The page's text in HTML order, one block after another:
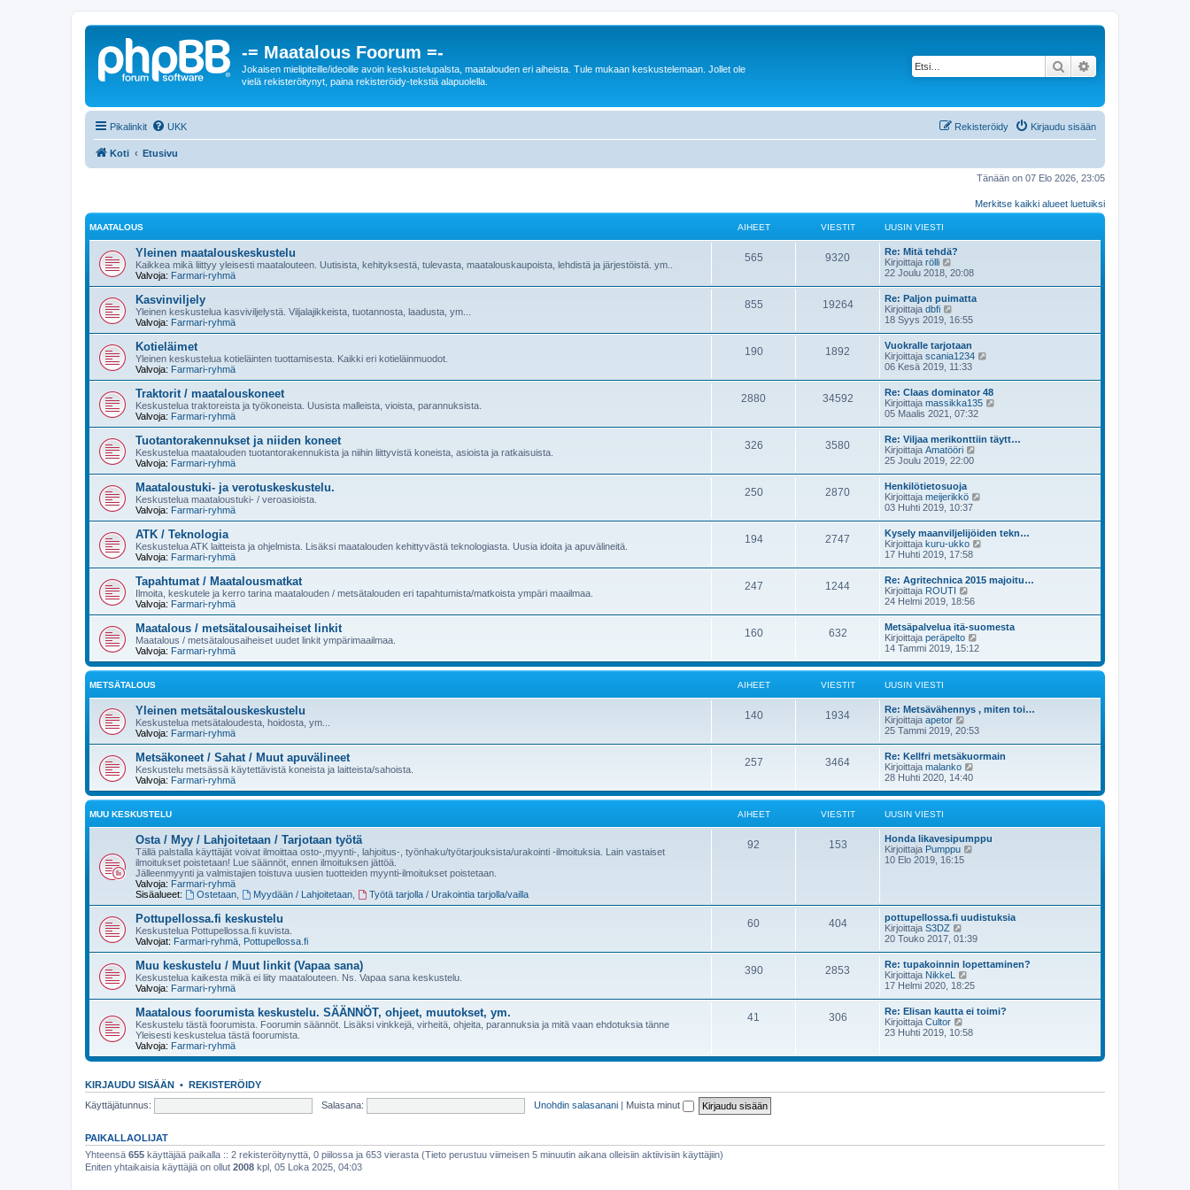
-= Maatalous Foorum =-
Jokaisen mielipiteille/ideoille avoin keskustelupalsta, maatalouden eri aiheista. Tule mukaan keskustelemaan. Jollet ole
vielä rekisteröitynyt, paina rekisteröidy-tekstiä alapuolella.
Etsi
Pikalinkit UKK Kirjaudu sisään
Rekisteröidy
Koti Etusivu
Tänään on 07 Elo 2026, 23:05
Merkitse kaikki alueet luetuiksi
MAATALOUS AIHEET VIESTIT UUSIN VIESTI
Yleinen maatalouskeskustelu
Kaikkea mikä liittyy yleisesti maatalouteen. Uutisista, kehityksestä, tulevasta, maatalouskaupoista, lehdistä ja järjestöistä. ym..
Valvoja: Farmari-ryhmä
565 9320
Re: Mitä tehdä?
Kirjoittaja rölli
ä
ä
u
u
s
i
n
v
i
e
s
t
22 Joulu 2018, 20:08
Kasvinviljely
Yleinen keskustelua kasviviljelystä. Viljalajikkeista, tuotannosta, laadusta, ym...
Valvoja: Farmari-ryhmä
855 19264
Re: Paljon puimatta
Kirjoittaja dbfi
ä
ä
u
u
s
i
n
v
i
e
s
t
i
18 Syys 2019, 16:55
Kotieläimet
Yleinen keskustelua kotieläinten tuottamisesta. Kaikki eri kotieläinmuodot.
Valvoja: Farmari-ryhmä
190 1892
Vuokralle tarjotaan
Kirjoittaja scania1234
t
ä
u
s
i
06 Kesä 2019, 11:33
Traktorit / maatalouskoneet
Keskustelua traktoreista ja työkoneista. Uusista malleista, vioista, parannuksista.
Valvoja: Farmari-ryhmä
2880 34592
Re: Claas dominator 48
Kirjoittaja massikka135
t
ä
s
i
e
s
05 Maalis 2021, 07:32
Tuotantorakennukset ja niiden koneet
Keskustelua maatalouden tuotantorakennukista ja niihin liittyvistä koneista, asioista ja ratkaisuista.
Valvoja: Farmari-ryhmä
326 3580
Re: Viljaa merikonttiin täytt…
Kirjoittaja Amatööri
ä
u
s
i
n
i
e
s
25 Joulu 2019, 22:00
Maataloustuki- ja verotuskeskustelu.
Keskustelua maataloustuki- / veroasioista.
Valvoja: Farmari-ryhmä
250 2870
Henkilötietosuoja
Kirjoittaja meijerikkö
t
ä
s
i
i
e
s
03 Huhti 2019, 10:37
ATK / Teknologia
Keskustelua ATK laitteista ja ohjelmista. Lisäksi maatalouden kehittyvästä teknologiasta. Uusia idoita ja apuvälineitä.
Valvoja: Farmari-ryhmä
194 2747
Kysely maanviljelijöiden tekn…
Kirjoittaja kuru-ukko
t
ä
s
i
i
e
i
17 Huhti 2019, 17:58
Tapahtumat / Maatalousmatkat
Ilmoita, keskutele ja kerro tarina maatalouden / metsätalouden eri tapahtumista/matkoista ympäri maailmaa.
Valvoja: Farmari-ryhmä
247 1244
Re: Agritechnica 2015 majoitu…
Kirjoittaja ROUTI
ä
ä
u
u
s
i
v
i
s
i
24 Helmi 2019, 18:56
Maatalous / metsätalousaiheiset linkit
Maatalous / metsätalousaiheiset uudet linkit ympärimaailmaa.
Valvoja: Farmari-ryhmä
160 632
Metsäpalvelua itä-suomesta
Kirjoittaja peräpelto
ä
t
u
s
n
v
i
i
14 Tammi 2019, 15:12
METSÄTALOUS AIHEET VIESTIT UUSIN VIESTI
Yleinen metsätalouskeskustelu
Keskustelua metsätaloudesta, hoidosta, ym...
Valvoja: Farmari-ryhmä
140 1934
Re: Metsävähennys , miten toi…
Kirjoittaja apetor
ä
ä
u
u
s
i
v
i
e
s
25 Tammi 2019, 20:53
Metsäkoneet / Sahat / Muut apuvälineet
Keskustelu metsässä käytettävistä koneista ja laitteista/sahoista.
Valvoja: Farmari-ryhmä
257 3464
Re: Kellfri metsäkuormain
Kirjoittaja malanko
t
u
s
s
t
28 Huhti 2020, 14:40
MUU KESKUSTELU AIHEET VIESTIT UUSIN VIESTI
Osta / Myy / Lahjoitetaan / Tarjotaan työtä
Tällä palstalla käyttäjät voivat ilmoittaa osto-,myynti-, lahjoitus-, työnhaku/työtarjouksista/urakointi -ilmoituksia. Lain vastaiset
ilmoitukset poistetaan! Lue säännöt, ennen ilmoituksen jättöä.
Jälleenmyynti ja valmistajien toistuva uusien tuotteiden myynti-ilmoitukset poistetaan.
Valvoja: Farmari-ryhmä
Sisäalueet:
Ostetaan, Myydään / Lahjoitetaan, Työtä tarjolla / Urakointia tarjolla/vailla
92 153
Honda likavesipumppu
Kirjoittaja Pumppu
u
s
i
n
v
i
s
t
i
10 Elo 2019, 16:15
Pottupellossa.fi keskustelu
Keskustelua Pottupellossa.fi kuvista.
Valvojat: Farmari-ryhmä Pottupellossa.fi
60 404
pottupellossa.fi uudistuksia
Kirjoittaja S3DZ
ä
t
ä
u
u
s
i
v
e
s
20 Touko 2017, 01:39
Muu keskustelu / Muut linkit (Vapaa sana)
Keskustelua kaikesta mikä ei liity maatalouteen. Ns. Vapaa sana keskustelu.
Valvoja: Farmari-ryhmä
390 2853
Re: tupakoinnin lopettaminen?
Kirjoittaja NikkeL
ä
ä
u
u
i
i
17 Helmi 2020, 18:25
Maatalous foorumista keskustelu. SÄÄNNÖT, ohjeet, muutokset, ym.
Keskustelu tästä foorumista. Foorumin säännöt. Lisäksi vinkkejä, virheitä, ohjeita, parannuksia ja mitä vaan ehdotuksia tänne
Yleisesti keskustelua tästä foorumista.
Valvoja: Farmari-ryhmä
41 306
Re: Elisan kautta ei toimi?
Kirjoittaja Cultor
ä
ä
s
e
23 Huhti 2019, 10:58
KIRJAUDU SISÄÄN • REKISTERÖIDY
Käyttäjätunnus:
Salasana: Unohdin salasanani | Muista minut
PAIKALLAOLIJAT
Yhteensä 655 käyttäjää paikalla :: 2 rekisteröitynyttä, 0 piilossa ja 653 vierasta (Tieto perustuu viimeisen 5 minuutin aikana olleisiin aktiivisiin käyttäjiin)
Eniten yhtaikaisia käyttäjiä on ollut 2008 kpl, 05 Loka 2025, 04:03